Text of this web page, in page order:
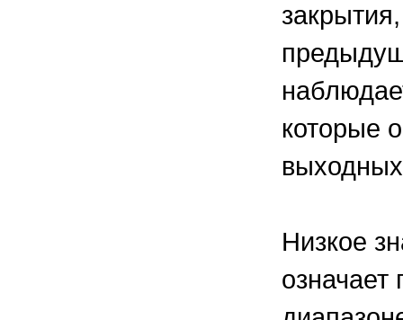
которые
Низкое
означает